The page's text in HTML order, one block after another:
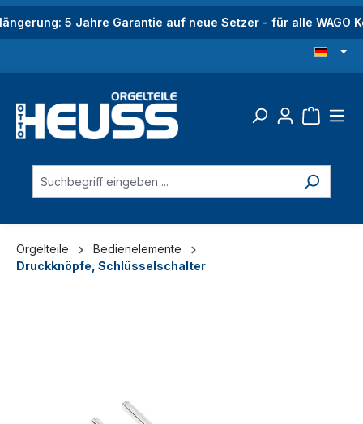
springen5 Jahre Garantie auf neue Setzer - für alle WAGO
Orgelteile
Bedienelemente
Druckknöpfe, Schlüsselschalter